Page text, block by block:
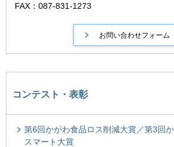
FAX：087-831-1273
コンテスト・表彰
第6回かがわ食品ロス削減大賞／第3回
スマート大賞